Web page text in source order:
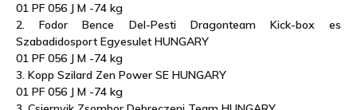
01 PF 056 J M -74 kg
2. Fodor Bence Del-Pesti Dragonteam Kick-box es
Szabadidosport Egyesulet HUNGARY
01 PF 056 J M -74 kg
3. Kopp Szilard Zen Power SE HUNGARY
01 PF 056 J M -74 kg